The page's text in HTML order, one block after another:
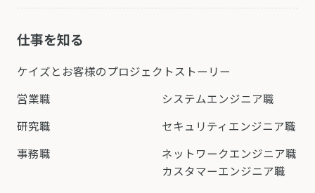
仕事を知る
ケイズとお客様のプロジェクトストーリー
営業職
システムエンジニア職
研究職
セキュリティエンジニア職
事務職
ネットワークエンジニア職
カスタマーエンジニア職